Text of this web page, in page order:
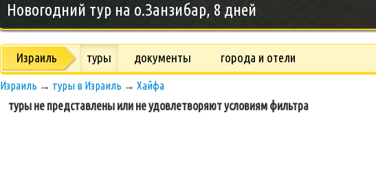
Новогодний тур на о.Занзибар, 8 дней
Израиль туры документы города и отели
Израиль → туры в Израиль → Хайфа
туры не представлены или не удовлетворяют условиям фильтра